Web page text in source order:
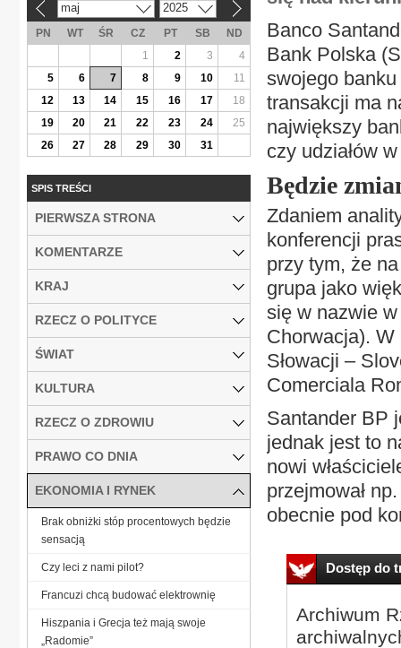
Banco
Bank Polska
swojego
transakcji ma
największy
czy udziałów
Będzie
Zdaniem
konferencji
przy tym, że
grupa jako
się w nazwie
Chorwacja). W
Słowacji –
Comerciala
Santander BP
jednak jest to
nowi
przejmował
obecnie pod
Dostęp do
Archiwum
maj 2025
PN WT ŚR CZ PT SB
ND
1
2 3
4
5
6 7 8 9 10
11
12
13 14 15 16 17
18
19
20 21 22 23 24
25
26
27 28 29 30 31
SPIS TREŚCI
PIERWSZA STRONA
KOMENTARZE
KRAJ
RZECZ O POLITYCE
ŚWIAT
KULTURA
RZECZ O ZDROWIU
PRAWO CO DNIA
EKONOMIA I RYNEK
Brak obniżki stóp procentowych będzie
sensacją
Czy leci z nami pilot?
Francuzi chcą budować elektrownię
Hiszpania i Grecja też mają swoje
„Radomie”